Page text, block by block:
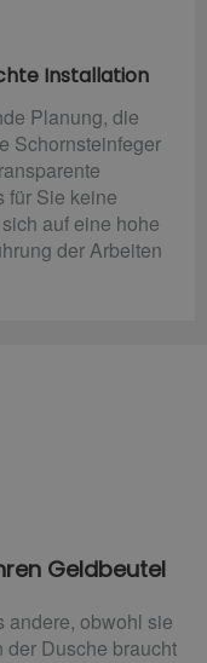
Installation
Planung, die
Schornsteinfeger
für Sie keine
auf eine hohe
der Arbeiten
Geldbeutel
andere, obwohl sie
Dusche braucht